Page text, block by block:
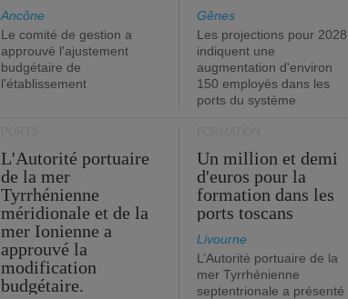
Ancône
Le comité de gestion a
approuvé l'ajustement
budgétaire de
l'établissement
Gênes
Les projections pour 2028
indiquent une
augmentation d'environ
150 employés dans les
ports du système
L'Autorité portuaire
de la mer
Tyrrhénienne
méridionale et de la
mer Ionienne a
approuvé la
modification
budgétaire.
Un million et demi
d'euros pour la
formation dans les
ports toscans
Livourne
L’Autorité portuaire de la
mer Tyrrhénienne
septentrionale a présenté